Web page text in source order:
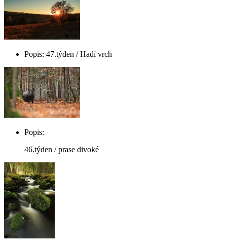
Popis: 47.týden / Hadí vrch
Popis:
46.týden / prase divoké